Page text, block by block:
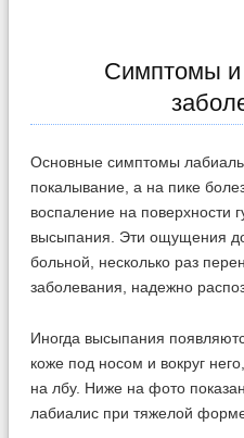
Симптомы и
Основные симптомы
покалывание, а на пике
воспаление на поверхности
высыпания. Эти ощущения
больной, несколько раз
заболевания, надежно
Иногда высыпания
коже под носом и вокруг
на лбу. Ниже на фото
лабиалис при тяжелой